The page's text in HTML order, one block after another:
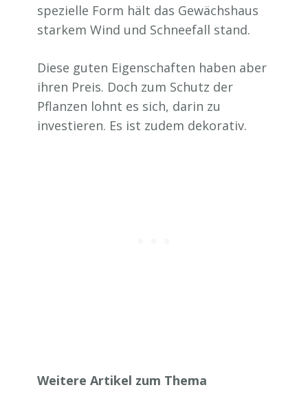
spezielle Form hält das Gewächshaus
starkem Wind und Schneefall stand.
Diese guten Eigenschaften haben aber
ihren Preis. Doch zum Schutz der
Pflanzen lohnt es sich, darin zu
investieren. Es ist zudem dekorativ.
Weitere Artikel zum Thema